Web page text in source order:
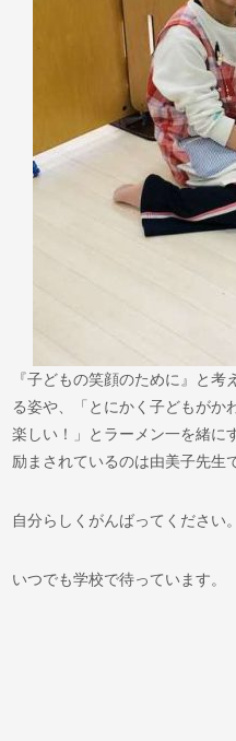
『子どもの笑顔のために』と
る姿や、「とにかく子どもがか
楽しい！」とラーメン一を緒に
励まされているのは由美子先生
自分らしくがんばってください。
いつでも学校で待っています。